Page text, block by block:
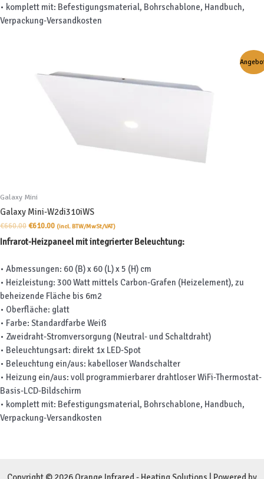
• komplett mit: Befestigungsmaterial, Bohrschablone, Handbuch,
Verpackung-Versandkosten
Galaxy Mini
Galaxy Mini-W2di310iWS
€660.00Ursprünglicher
war:
€610.00Aktueller
ist:
(incl. BTW/MwSt/VAT)
Infrarot-Heizpaneel mit integrierter Beleuchtung:
• Abmessungen: 60 (B) x 60 (L) x 5 (H) cm
• Heizleistung: 300 Watt mittels Carbon-Grafen (Heizelement), zu
beheizende Fläche bis 6m2
• Oberfläche: glatt
• Farbe: Standardfarbe Weiß
• Zweidraht-Stromversorgung (Neutral- und Schaltdraht)
• Beleuchtungsart: direkt 1x LED-Spot
• Beleuchtung ein/aus: kabelloser Wandschalter
• Heizung ein/aus: voll programmierbarer drahtloser WiFi-Thermostat-
Basis-LCD-Bildschirm
• komplett mit: Befestigungsmaterial, Bohrschablone, Handbuch,
Verpackung-Versandkosten